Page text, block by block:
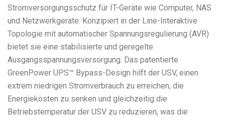
Stromversorgungsschutz für IT-Geräte wie Computer, NAS
und Netzwerkgeräte. Konzipiert in der Line-Interaktive
Topologie mit automatischer Spannungsregulierung (AVR)
bietet sie eine stabilisierte und geregelte
Ausgangsspannungsversorgung. Das patentierte
GreenPower UPS™ Bypass-Design hilft der USV, einen
extrem niedrigen Stromverbrauch zu erreichen, die
Energiekosten zu senken und gleichzeitig die
Betriebstemperatur der USV zu reduzieren, was die